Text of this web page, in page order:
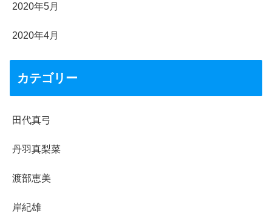
2020年5月
2020年4月
カテゴリー
田代真弓
丹羽真梨菜
渡部恵美
岸紀雄